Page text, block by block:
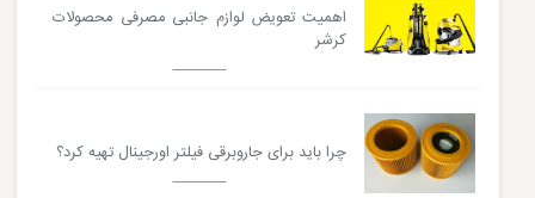
اهمیت تعویض لوازم جانبی مصرفی محصولات
کرشر
چرا باید برای جاروبرقی فیلتر اورجینال تهیه کرد؟